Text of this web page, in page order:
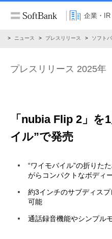
企業・IR
ニュース プレスリリース ソフト
プレスリリース 2025年
「nubia Flip 2」を
イル”で発売
“ワイモバイル”の折りた
がらコンパクトなボディ
約3インチのサブディス
可能
通話録音機能やシンプル